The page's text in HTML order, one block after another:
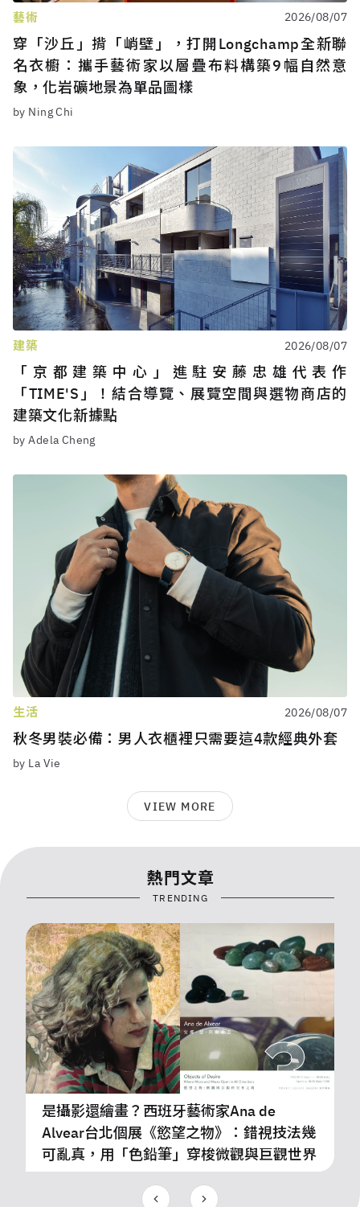
藝術 2026/08/07
穿「沙丘」揹「峭壁」，打開Longchamp全新聯
名衣櫥：攜手藝術家以層疊布料構築9幅自然意
象，化岩礦地景為單品圖樣
by Ning Chi
建築 2026/08/07
「京都建築中心」進駐安藤忠雄代表作
「TIME'S」！結合導覽、展覽空間與選物商店的
建築文化新據點
by Adela Cheng
生活 2026/08/07
秋冬男裝必備：男人衣櫃裡只需要這4款經典外套
by La Vie
VIEW MORE
熱門文章
TRENDING 4
裝潢再美，也敵不過水垢！設計師吳東龍：
真正的設計，從看不見的水開始